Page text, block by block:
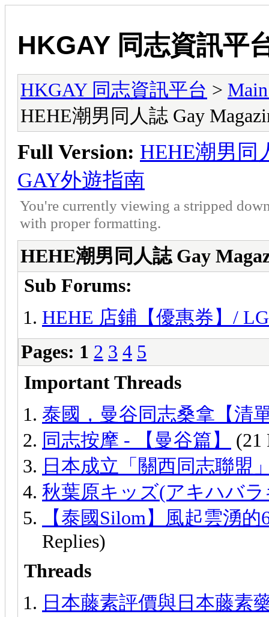
HKGAY 同志資訊平
HKGAY 同志資訊平台 >
HEHE潮男同人誌 Gay
Full Version: HEHE潮男同
GAY外遊指南
You're currently viewing a stripped
with proper formatting.
HEHE潮男同人誌 Gay
Sub Forums:
HEHE 店鋪【優惠券】/
Pages: 1 2 3 4 5
Important Threads
泰國，曼谷同志桑拿【清
同志按摩 - 【曼谷篇】
(21
日本成立「關西同志聯
秋葉原キッズ(アキハバ
【泰國Silom】風起雲湧
Replies)
Threads
日本藤素評價與日本藤素